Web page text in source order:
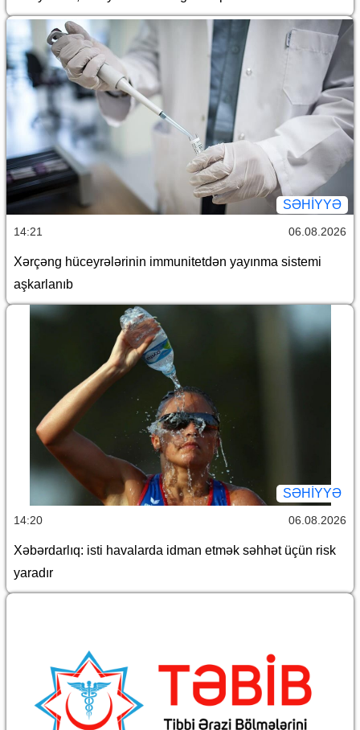
SƏHIYYƏ
14:21 06.08.2026
Xərçəng hüceyrələrinin immunitetdən yayınma sistemi
aşkarlanıb
SƏHIYYƏ
14:20 06.08.2026
Xəbərdarlıq: isti havalarda idman etmək səhhət üçün risk
yaradır